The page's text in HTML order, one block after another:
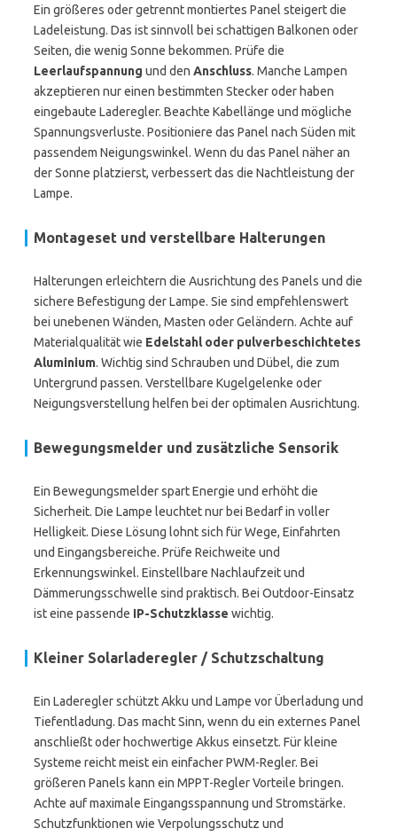
Ein größeres oder getrennt montiertes Panel steigert die
Ladeleistung. Das ist sinnvoll bei schattigen Balkonen oder
Seiten, die wenig Sonne bekommen. Prüfe die
Leerlaufspannung und den Anschluss. Manche Lampen
akzeptieren nur einen bestimmten Stecker oder haben
eingebaute Laderegler. Beachte Kabellänge und mögliche
Spannungsverluste. Positioniere das Panel nach Süden mit
passendem Neigungswinkel. Wenn du das Panel näher an
der Sonne platzierst, verbessert das die Nachtleistung der
Lampe.
Montageset und verstellbare Halterungen
Halterungen erleichtern die Ausrichtung des Panels und die
sichere Befestigung der Lampe. Sie sind empfehlenswert
bei unebenen Wänden, Masten oder Geländern. Achte auf
Materialqualität wie Edelstahl oder pulverbeschichtetes
Aluminium. Wichtig sind Schrauben und Dübel, die zum
Untergrund passen. Verstellbare Kugelgelenke oder
Neigungsverstellung helfen bei der optimalen Ausrichtung.
Bewegungsmelder und zusätzliche Sensorik
Ein Bewegungsmelder spart Energie und erhöht die
Sicherheit. Die Lampe leuchtet nur bei Bedarf in voller
Helligkeit. Diese Lösung lohnt sich für Wege, Einfahrten
und Eingangsbereiche. Prüfe Reichweite und
Erkennungswinkel. Einstellbare Nachlaufzeit und
Dämmerungsschwelle sind praktisch. Bei Outdoor-Einsatz
ist eine passende IP-Schutzklasse wichtig.
Kleiner Solarladeregler / Schutzschaltung
Ein Laderegler schützt Akku und Lampe vor Überladung und
Tiefentladung. Das macht Sinn, wenn du ein externes Panel
anschließt oder hochwertige Akkus einsetzt. Für kleine
Systeme reicht meist ein einfacher PWM-Regler. Bei
größeren Panels kann ein MPPT-Regler Vorteile bringen.
Achte auf maximale Eingangsspannung und Stromstärke.
Schutzfunktionen wie Verpolungsschutz und